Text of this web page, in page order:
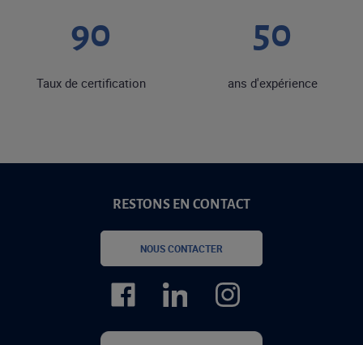
90
Taux de certification
50
ans d'expérience
RESTONS EN CONTACT
NOUS CONTACTER